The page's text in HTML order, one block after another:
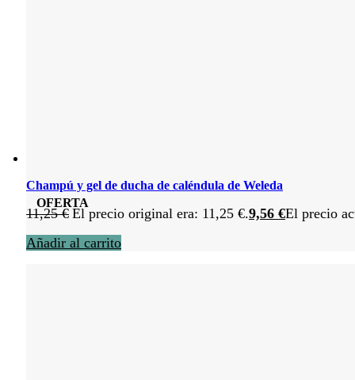
OFERTA
Champú y gel de ducha de caléndula de Weleda
11,25€ El precio original era: 11,25 €.9,56 €El precio
Añadir al carrito